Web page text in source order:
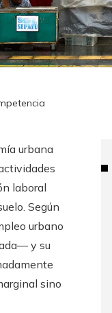
urbana
laboral
Según
urbano
y su
sino